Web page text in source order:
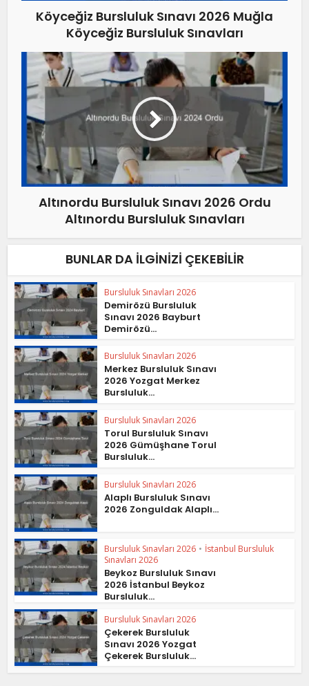
Köyceğiz Bursluluk Sınavı 2026 Muğla
Köyceğiz Bursluluk Sınavları
Altınordu Bursluluk Sınavı 2026 Ordu
Altınordu Bursluluk Sınavları
BUNLAR DA İLGINIZI ÇEKEBILIR
Bursluluk Sınavları 2026
Demirözü Bursluluk
Sınavı 2026 Bayburt
Demirözü...
Bursluluk Sınavları 2026
Merkez Bursluluk Sınavı
2026 Yozgat Merkez
Bursluluk...
Bursluluk Sınavları 2026
Torul Bursluluk Sınavı
2026 Gümüşhane Torul
Bursluluk...
Bursluluk Sınavları 2026
Alaplı Bursluluk Sınavı
2026 Zonguldak Alaplı...
Bursluluk Sınavları 2026 • İstanbul Bursluluk
Sınavları 2026
Beykoz Bursluluk Sınavı
2026 İstanbul Beykoz
Bursluluk...
Bursluluk Sınavları 2026
Çekerek Bursluluk
Sınavı 2026 Yozgat
Çekerek Bursluluk...